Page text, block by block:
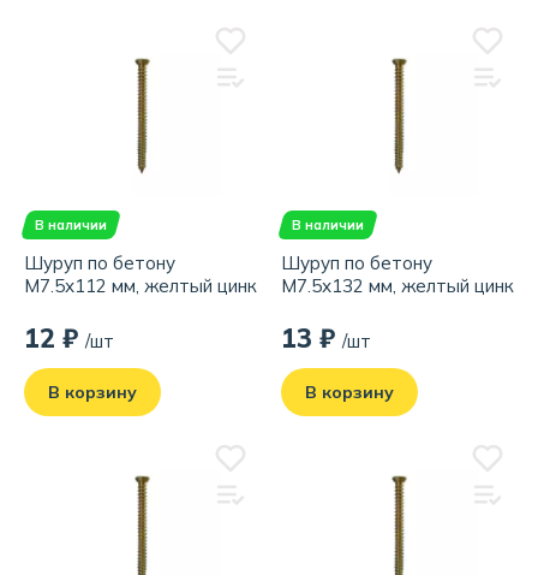
В наличии
Шуруп по бетону
М7.5х112 мм, желтый цинк
12 ₽ /шт
В корзину
В наличии
Шуруп по бетону
М7.5х132 мм, желтый цинк
13 ₽ /шт
В корзину